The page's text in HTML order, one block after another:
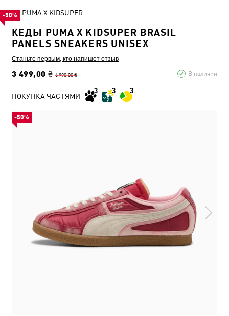
PUMA X KIDSUPER
КЕДЫ PUMA X KIDSUPER BRASIL
PANELS SNEAKERS UNISEX
Станьте первым, кто напишет отзыв
3 499,00 ₴ 6 990,00 ₴ В наличии
-50%
ПОКУПКА ЧАСТЯМИ
-50%